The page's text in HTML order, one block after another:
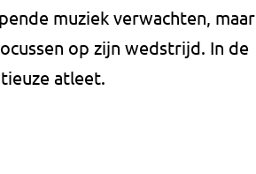
muziek verwachten, maar
op zijn wedstrijd. In de
atleet.